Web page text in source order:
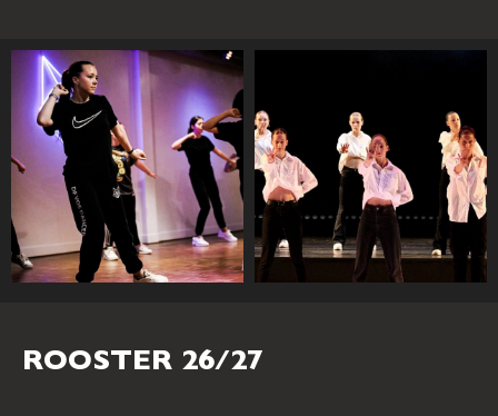
ROOSTER 26/27